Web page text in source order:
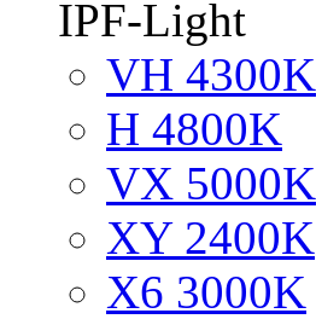
IPF-Light
VH 4300K
H 4800K
VX 5000K
XY 2400K
X6 3000K